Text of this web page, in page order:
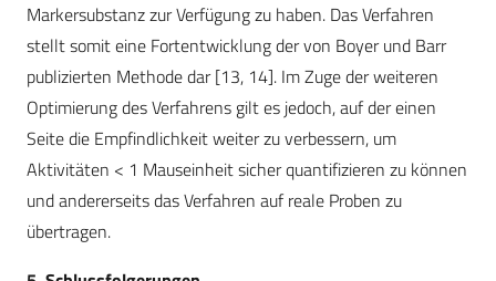
Markersubstanz zur Verfügung zu haben. Das Verfahren
stellt somit eine Fortentwicklung der von Boyer und Barr
publizierten Methode dar [13, 14]. Im Zuge der weiteren
Optimierung des Verfahrens gilt es jedoch, auf der einen
Seite die Empfindlichkeit weiter zu verbessern, um
Aktivitäten < 1 Mauseinheit sicher quantifizieren zu können
und andererseits das Verfahren auf reale Proben zu
übertragen.